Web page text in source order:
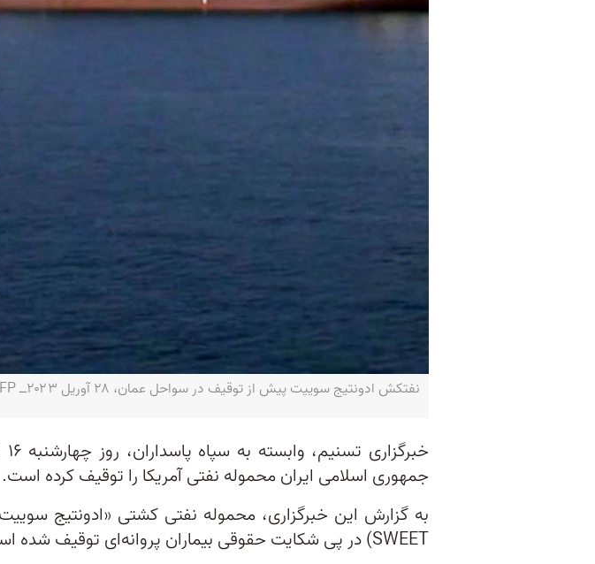
نفتکش ادونتیج سوییت پیش از توقیف در سواحل عمان، ۲۸ آوریل ۲۰۲۳‌ــ Iranian Army office/AFP
جمهوری اسلامی ایران محموله نفتی آمریکا را توقیف کرده است.
SWEET) در پی شکایت حقوقی بیماران پروانه‌ای توقیف شده است.